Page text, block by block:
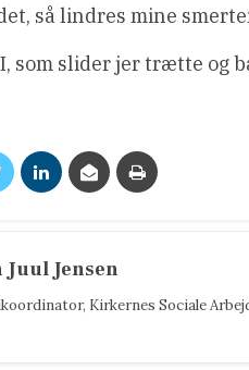
så lindres mine
som slider jer trætte og
Jensen
Kirkernes Sociale